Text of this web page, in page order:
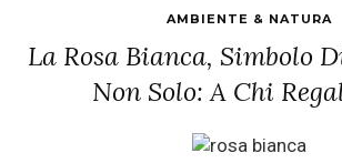
AMBIENTE & NATURA
La Rosa Bianca, Simbolo
Non Solo: A Chi